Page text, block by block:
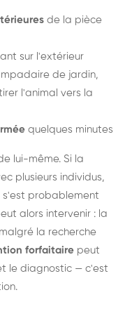
de la pièce
sur l'extérieur
de jardin,
l'animal vers la
quelques minutes
lui-même. Si la
plusieurs individus,
s'est probablement
alors intervenir : la
la recherche
forfaitaire peut
le diagnostic — c'est